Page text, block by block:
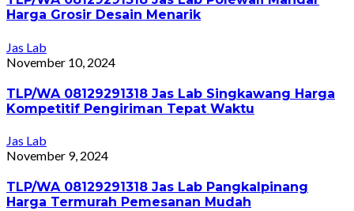
Harga Grosir Desain Menarik
Jas Lab
November 10, 2024
TLP/WA 08129291318 Jas Lab Singkawang Harga
Kompetitif Pengiriman Tepat Waktu
Jas Lab
November 9, 2024
TLP/WA 08129291318 Jas Lab Pangkalpinang
Harga Termurah Pemesanan Mudah